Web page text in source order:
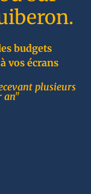
budgets
vos écrans
plusieurs
an"